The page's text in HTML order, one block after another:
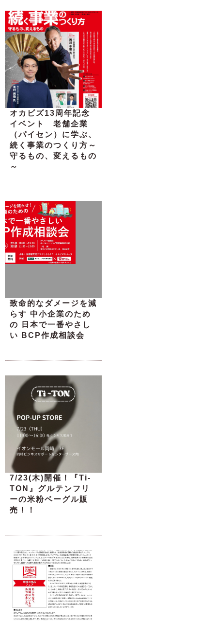
オカビズ13周年記念
イベント 老舗企業
（パイセン）に学ぶ、
続く事業のつくり方～
守るもの、変えるもの
～
致命的なダメージを減
らす 中小企業のため
の 日本で一番やさし
い BCP作成相談会
7/23(木)開催！『Ti-
TON』グルテンフリ
ーの米粉ベーグル販
売！！